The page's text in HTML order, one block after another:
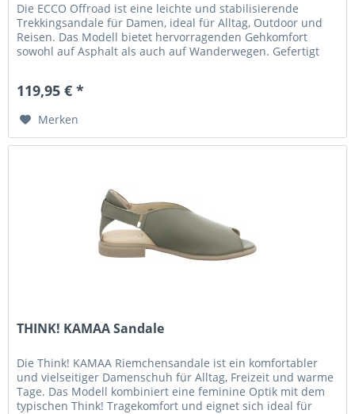
Die ECCO Offroad ist eine leichte und stabilisierende
Trekkingsandale für Damen, ideal für Alltag, Outdoor und
Reisen. Das Modell bietet hervorragenden Gehkomfort
sowohl auf Asphalt als auch auf Wanderwegen. Gefertigt
119,95 € *
Merken
THINK! KAMAA Sandale
Die Think! KAMAA Riemchensandale ist ein komfortabler
und vielseitiger Damenschuh für Alltag, Freizeit und warme
Tage. Das Modell kombiniert eine feminine Optik mit dem
typischen Think! Tragekomfort und eignet sich ideal für